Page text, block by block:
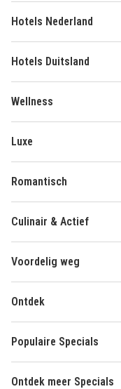
Hotels Nederland
Hotels Duitsland
Wellness
Luxe
Romantisch
Culinair & Actief
Voordelig weg
Ontdek
Populaire Specials
Ontdek meer Specials